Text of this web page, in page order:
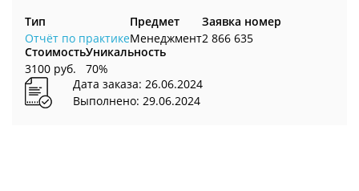
Тип
Отчёт по практике
Предмет
Менеджмент
Заявка номер
2 866 635
Стоимость
3100 руб.
Уникальность
70%
Дата заказа: 26.06.2024
Выполнено: 29.06.2024